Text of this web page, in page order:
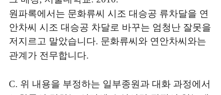
원파록에서는 문화류씨 시조 대승공 류차달을 연
안차씨 시조 대승공 차달로 바꾸는 엄청난 잘못을
저지르고 말았습니다. 문화류씨와 연안차씨와는
관계가 전무합니다.
C. 위 내용을 부정하는 일부종원과 대화 과정에서